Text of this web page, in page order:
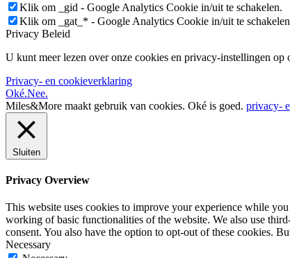
Klik om _gid - Google Analytics Cookie in/uit te schakelen.
Klik om _gat_* - Google Analytics Cookie in/uit te
Privacy Beleid
U kunt meer lezen over onze cookies en privacy-instellingen op
Privacy- en cookieverklaring
Oké.Nee.
Miles&More maakt gebruik van cookies. Oké is goed. privacy-
Sluiten
Privacy Overview
This website uses cookies to improve your experience while
working of basic functionalities of the website. We also use
consent. You also have the option to opt-out of these cookies.
Necessary